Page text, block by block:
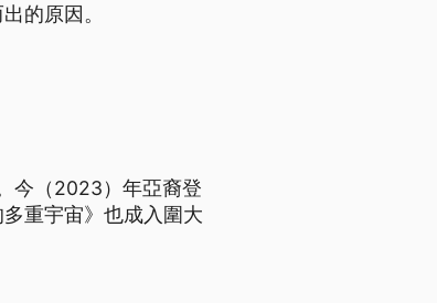
的原因。
今（2023）年亞裔登
重宇宙》也成入圍大